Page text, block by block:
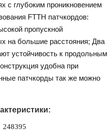
с глубоким проникновением
FTTH патчкордов:
пропускной
на большие расстояния; Два
устойчивость к продольным
удобна при
патчкорды так же можно
248395